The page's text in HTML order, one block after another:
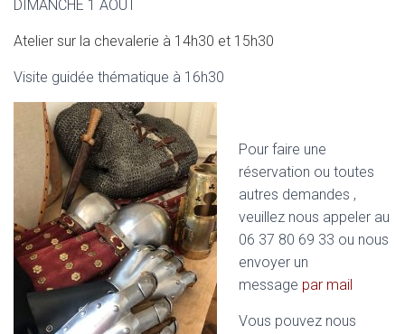
DIMANCHE 1 AOUT
Atelier sur la chevalerie à 14h30 et 15h30
Visite guidée thématique à 16h30
Pour faire une
réservation ou toutes
autres demandes ,
veuillez nous appeler au
06 37 80 69 33 ou nous
envoyer un
message par mail
Vous pouvez nous